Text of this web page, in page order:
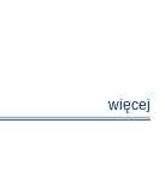
więcej